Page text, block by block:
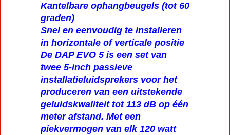
Kantelbare ophangbeugels (tot 60
graden)
Snel en eenvoudig te installeren
in horizontale of verticale positie
De DAP EVO 5 is een set van
twee 5-inch passieve
installatieluidsprekers voor het
produceren van een uitstekende
geluidskwaliteit tot 113 dB op één
meter afstand. Met een
piekvermogen van elk 120 watt